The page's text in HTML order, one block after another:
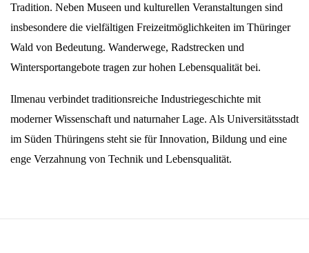
Tradition. Neben Museen und kulturellen Veranstaltungen sind
insbesondere die vielfältigen Freizeitmöglichkeiten im Thüringer
Wald von Bedeutung. Wanderwege, Radstrecken und
Wintersportangebote tragen zur hohen Lebensqualität bei.
Ilmenau verbindet traditionsreiche Industriegeschichte mit
moderner Wissenschaft und naturnaher Lage. Als Universitätsstadt
im Süden Thüringens steht sie für Innovation, Bildung und eine
enge Verzahnung von Technik und Lebensqualität.